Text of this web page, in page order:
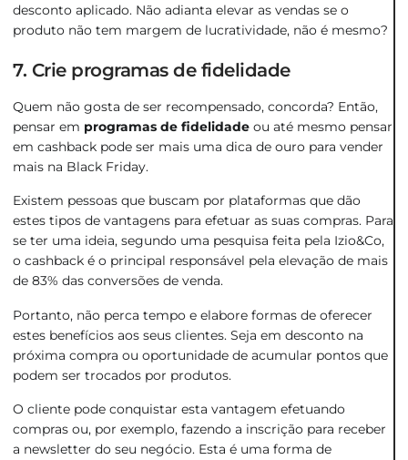
desconto aplicado. Não adianta elevar as vendas se o
produto não tem margem de lucratividade, não é mesmo?
7. Crie programas de fidelidade
Quem não gosta de ser recompensado, concorda? Então,
pensar em programas de fidelidade ou até mesmo pensar
em cashback pode ser mais uma dica de ouro para vender
mais na Black Friday.
Existem pessoas que buscam por plataformas que dão
estes tipos de vantagens para efetuar as suas compras. Para
se ter uma ideia, segundo uma pesquisa feita pela Izio&Co,
o cashback é o principal responsável pela elevação de mais
de 83% das conversões de venda.
Portanto, não perca tempo e elabore formas de oferecer
estes benefícios aos seus clientes. Seja em desconto na
próxima compra ou oportunidade de acumular pontos que
podem ser trocados por produtos.
O cliente pode conquistar esta vantagem efetuando
compras ou, por exemplo, fazendo a inscrição para receber
a newsletter do seu negócio. Esta é uma forma de